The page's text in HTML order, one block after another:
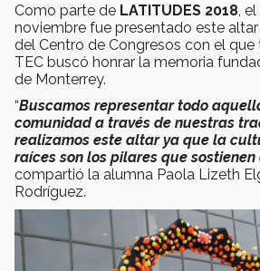
Como parte de LATITUDES 2018 ,
noviembre fue presentado este altar
del Centro de Congresos con el
TEC buscó honrar la memoria
de Monterrey.
“Buscamos representar todo
comunidad a través de nuestras
realizamos este altar ya que la
raíces son los pilares que sostienen
compartió la alumna Paola Lizeth
Rodríguez.